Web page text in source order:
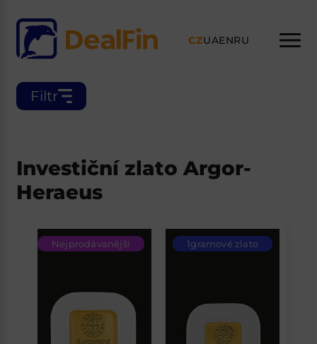
CZUAENRU
Filtr
Investiční zlato Argor-
Heraeus
Nejprodávanější 1gramové zlato